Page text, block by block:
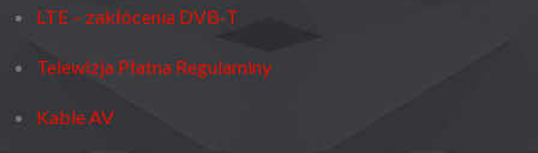
LTE – zakłócenia DVB-T
Telewizja Płatna Regulaminy
Kable AV